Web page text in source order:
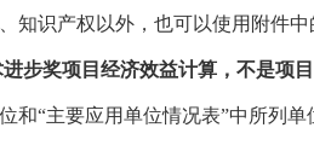
知识产权以外，也可以使用附件
进步奖项目经济效益计算，不是项
和“主要应用单位情况表”中所列